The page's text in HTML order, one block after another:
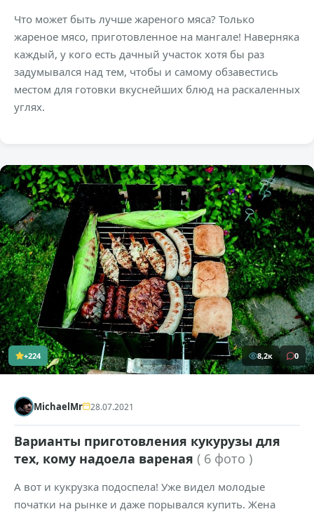
Что может быть лучше жареного мяса? Только
жареное мясо, приготовленное на мангале! Наверняка
каждый, у кого есть дачный участок хотя бы раз
задумывался над тем, чтобы и самому обзавестись
местом для готовки вкуснейших блюд на раскаленных
углях.
+224 8,2к 0
MichaelMr 28.07.2021
Варианты приготовления кукурузы для
тех, кому надоела вареная ( 6 фото )
А вот и кукрузка подоспела! Уже видел молодые
початки на рынке и даже порывался купить. Жена